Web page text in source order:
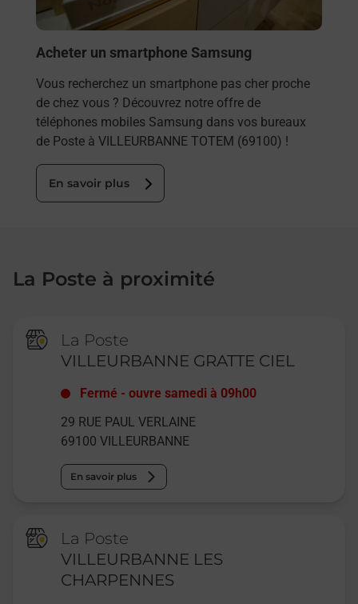
Acheter un smartphone Samsung
Vous recherchez un smartphone pas cher proche
de chez vous ? Découvrez notre offre de
téléphones mobiles Samsung dans vos bureaux
de Poste à VILLEURBANNE TOTEM (69100) !
En savoir plus
La Poste à proximité
La Poste
VILLEURBANNE GRATTE CIEL
Fermé -ouvre samedi à 09h00
29 RUE PAUL VERLAINE
69100 VILLEURBANNE
En savoir plus
La Poste
VILLEURBANNE LES
CHARPENNES